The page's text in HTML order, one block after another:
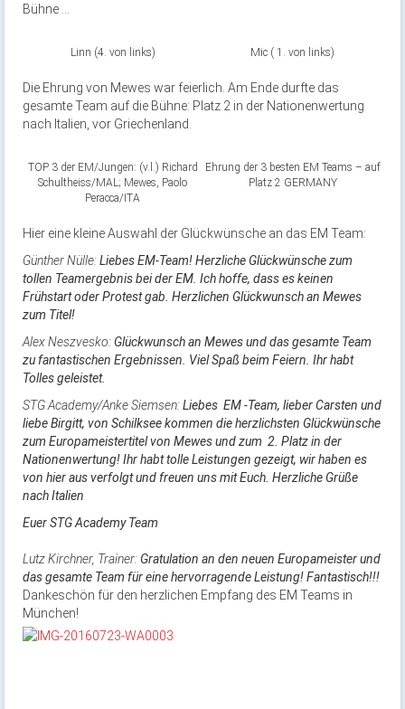
Bühne …
Linn (4. von links) Mic ( 1. von links)
Die Ehrung von Mewes war feierlich. Am Ende durfte das
gesamte Team auf die Bühne: Platz 2 in der Nationenwertung
nach Italien, vor Griechenland.
TOP 3 der EM/Jungen: (v.l.) Richard
Schultheiss/MAL; Mewes, Paolo
Peracca/ITA
Ehrung der 3 besten EM Teams – auf
Platz 2 GERMANY
Hier eine kleine Auswahl der Glückwünsche an das EM Team:
Günther Nülle:Liebes EM-Team! Herzliche Glückwünsche zum
tollen Teamergebnis bei der EM. Ich hoffe, dass es keinen
Frühstart oder Protest gab. Herzlichen Glückwunsch an Mewes
zum Titel!
Alex Neszvesko:Glückwunsch an Mewes und das gesamte Team
zu fantastischen Ergebnissen. Viel Spaß beim Feiern. Ihr habt
Tolles geleistet.
STG Academy/Anke Siemsen:Liebes EM -Team, lieber Carsten und
liebe Birgitt, von Schilksee kommen die herzlichsten Glückwünsche
zum Europameistertitel von Mewes und zum 2. Platz in der
Nationenwertung! Ihr habt tolle Leistungen gezeigt, wir haben es
von hier aus verfolgt und freuen uns mit Euch. Herzliche Grüße
nach Italien
Euer STG Academy Team
Lutz Kirchner, Trainer:Gratulation an den neuen Europameister und
das gesamte Team für eine hervorragende Leistung! Fantastisch!!!
Dankeschön für den herzlichen Empfang des EM Teams in
München!